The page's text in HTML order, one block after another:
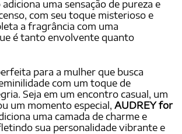
uma sensação de pureza e
com seu toque misterioso e
a fragrância com uma
é tanto envolvente quanto
para a mulher que busca
com um toque de
Seja em um encontro casual, um
um momento especial, AUDREY for
uma camada de charme e
sua personalidade vibrante e